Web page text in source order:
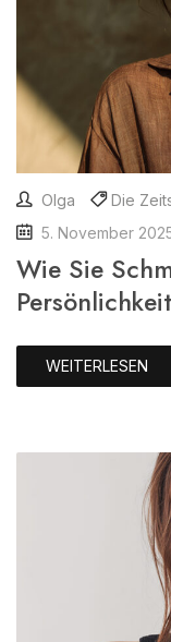
Olga Die
5. November
Wie Sie
WEITERLESEN